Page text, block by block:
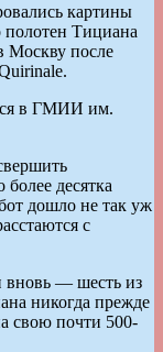
картины
Тициана
Москву после
десятка
дошло не так уж
с
вновь — шесть из
никогда прежде
свою почти 500-